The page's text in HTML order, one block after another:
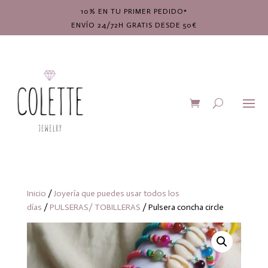
10% EN TU PRIMER PEDIDO*
ENVÍO 24/72H GRATIS DESDE 50€
Inicio /Joyería que puedes usar todos los
días / PULSERAS/ TOBILLERAS / Pulsera concha circle